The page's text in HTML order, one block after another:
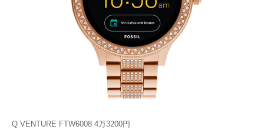
Q VENTURE FTW6008 4万3200円